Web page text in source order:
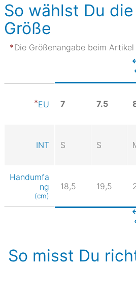
So wählst Du
Größe
Die Größenangabe beim
EU 7 7.5
INT S S
Handumfa
ng
(cm)
18,5 19,5
So misst Du